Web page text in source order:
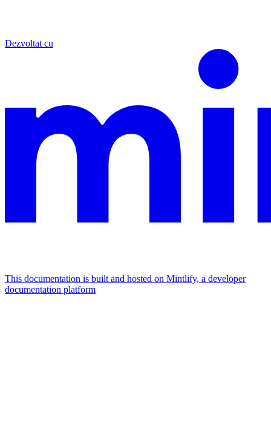
Dezvoltat cu
This documentation is built and hosted on Mintlify, a developer
documentation platform